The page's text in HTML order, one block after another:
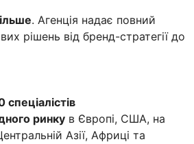
. Агенція надає повний
рішень від бренд-стратегії до
спеціалістів
ринку в Європі, США, на
Азії, Африці та